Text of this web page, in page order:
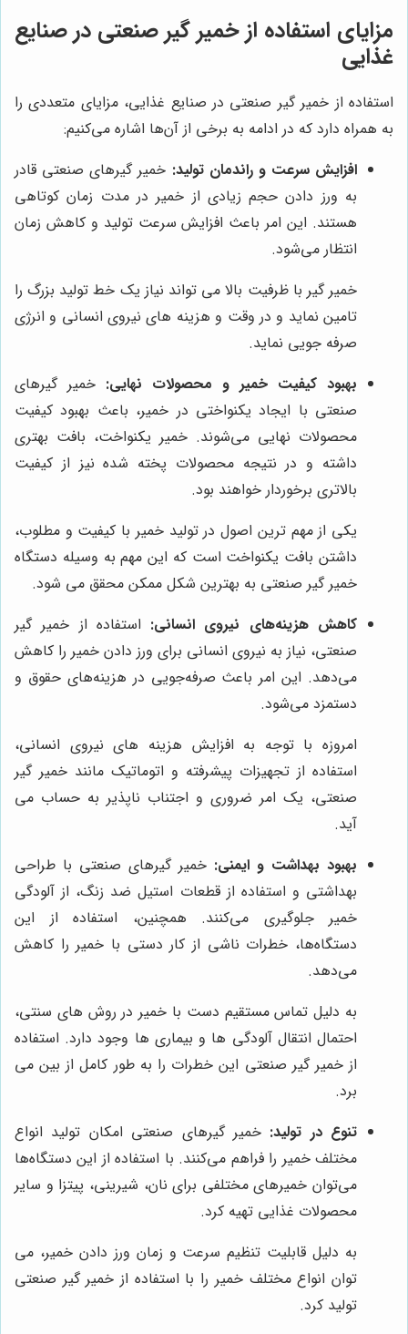
مزایای استفاده از خمیر گیر صنعتی در صنایع
غذایی
استفاده از خمیر گیر صنعتی در صنایع غذایی، مزایای متعددی را
به همراه دارد که در ادامه به برخی از آن‌ها اشاره می‌کنیم:
افزایش سرعت و راندمان تولید: خمیر گیرهای صنعتی قادر
به ورز دادن حجم زیادی از خمیر در مدت زمان کوتاهی
هستند. این امر باعث افزایش سرعت تولید و کاهش زمان
انتظار می‌شود.
خمیر گیر با ظرفیت بالا می تواند نیاز یک خط تولید بزرگ را
تامین نماید و در وقت و هزینه های نیروی انسانی و انرژی
صرفه جویی نماید.
بهبود کیفیت خمیر و محصولات نهایی: خمیر گیرهای
صنعتی با ایجاد یکنواختی در خمیر، باعث بهبود کیفیت
محصولات نهایی می‌شوند. خمیر یکنواخت، بافت بهتری
داشته و در نتیجه محصولات پخته شده نیز از کیفیت
بالاتری برخوردار خواهند بود.
یکی از مهم ترین اصول در تولید خمیر با کیفیت و مطلوب،
داشتن بافت یکنواخت است که این مهم به وسیله دستگاه
خمیر گیر صنعتی به بهترین شکل ممکن محقق می شود.
کاهش هزینه‌های نیروی انسانی: استفاده از خمیر گیر
صنعتی، نیاز به نیروی انسانی برای ورز دادن خمیر را کاهش
می‌دهد. این امر باعث صرفه‌جویی در هزینه‌های حقوق و
دستمزد می‌شود.
امروزه با توجه به افزایش هزینه های نیروی انسانی،
استفاده از تجهیزات پیشرفته و اتوماتیک مانند خمیر گیر
صنعتی، یک امر ضروری و اجتناب ناپذیر به حساب می
آید.
بهبود بهداشت و ایمنی: خمیر گیرهای صنعتی با طراحی
بهداشتی و استفاده از قطعات استیل ضد زنگ، از آلودگی
خمیر جلوگیری می‌کنند. همچنین، استفاده از این
دستگاه‌ها، خطرات ناشی از کار دستی با خمیر را کاهش
می‌دهد.
به دلیل تماس مستقیم دست با خمیر در روش های سنتی،
احتمال انتقال آلودگی ها و بیماری ها وجود دارد. استفاده
از خمیر گیر صنعتی این خطرات را به طور کامل از بین می
برد.
تنوع در تولید: خمیر گیرهای صنعتی امکان تولید انواع
مختلف خمیر را فراهم می‌کنند. با استفاده از این دستگاه‌ها
می‌توان خمیرهای مختلفی برای نان، شیرینی، پیتزا و سایر
محصولات غذایی تهیه کرد.
به دلیل قابلیت تنظیم سرعت و زمان ورز دادن خمیر، می
توان انواع مختلف خمیر را با استفاده از خمیر گیر صنعتی
تولید کرد.